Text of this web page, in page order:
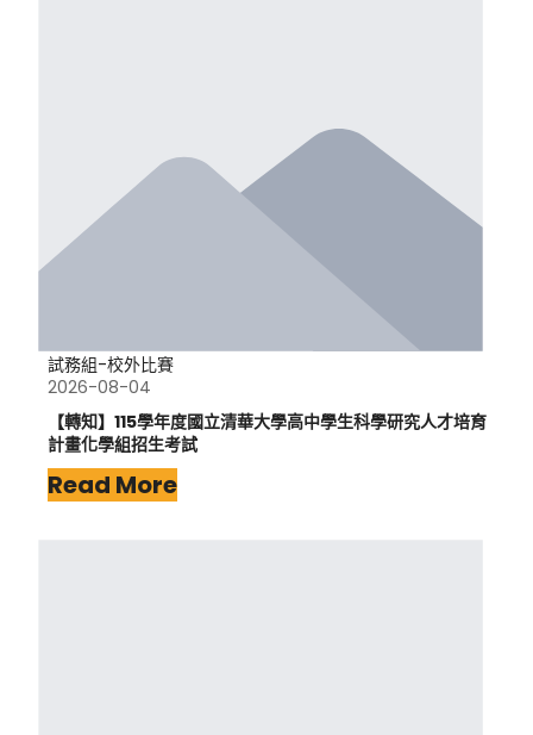
試務組-校外比賽
2026-08-04
【轉知】115學年度國立清華大學高中學生科學研究人才培育
計畫化學組招生考試
Read More